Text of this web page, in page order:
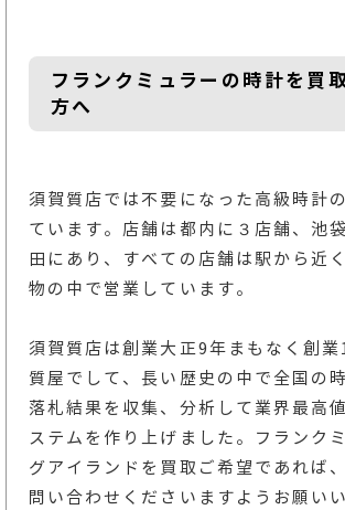
フランクミュラーの時計を買
方へ
須賀質店では不要になった高級時計
ています。店舗は都内に３店舗、池
田にあり、すべての店舗は駅から近
物の中で営業しています。
須賀質店は創業大正9年まもなく創業
質屋でして、長い歴史の中で全国の
落札結果を収集、分析して業界最高
ステムを作り上げました。フランク
グアイランドを買取ご希望であれば
問い合わせくださいますようお願い